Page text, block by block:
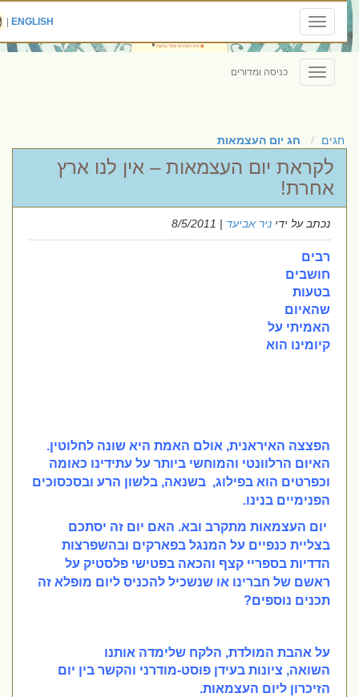
Toggle
navigation
ENGLISH
|
Toggle
navigation
כניסה ומדורים
חגים חג יום העצמאות
לקראת יום העצמאות – אין לנו ארץ
אחרת!
נכתב על ידיניר אביעד| 8/5/2011
רבים
חושבים
בטעות
שהאיום
האמיתי על
קיומינו הוא
הפצצה האיראנית, אולם האמת היא שונה לחלוטין.
האיום הרלוונטיוהמוחשי ביותר על עתידינוכאומה
וכפרטים הוא בפילוג, בשנאה, בלשון הרע ובסכסוכים
הפנימיים בנינו.
יום העצמאות מתקרב ובא. האם יום זה יסתכם
בצליית כנפיים על המנגל בפארקים ובהשפרצות
הדדיות בספריי קצף והכאה בפטישי פלסטיקעל
ראשם של חברינו או שנשכיל להכניס ליום מופלא זה
תכנים נוספים?
על אהבת המולדת, הלקח שלימדה אותנו
השואה, ציונותבעידן פוסט-מודרניוהקשר בין יום
הזיכרון ליום העצמאות.